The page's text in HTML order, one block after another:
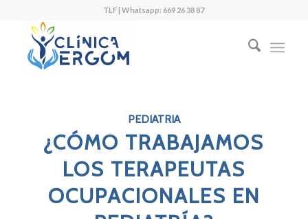
TLF | Whatsapp: 669 26 38 87
PEDIATRIA
¿CÓMO TRABAJAMOS
LOS TERAPEUTAS
OCUPACIONALES EN